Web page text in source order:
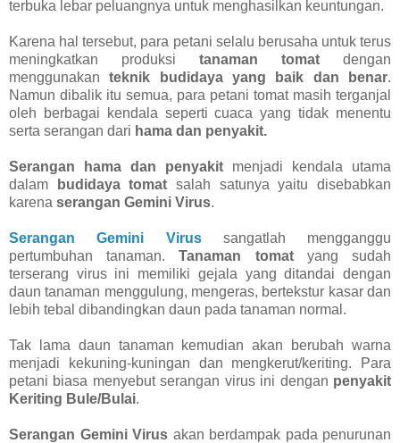
terbuka lebar peluangnya untuk menghasilkan keuntungan.
Karena hal tersebut, para petani selalu berusaha untuk terus
meningkatkan produksi tanaman tomat dengan
menggunakanteknik budidaya yang baik dan benar.
Namun dibalik itu semua, para petani tomat masih terganjal
oleh berbagai kendala seperti cuaca yang tidak menentu
serta serangan dari hama dan penyakit.
Serangan hama dan penyakit menjadi kendala utama
dalam
budidaya tomat salah satunya yaitu disebabkan
karena serangan Gemini Virus.
Serangan Gemini Virussangatlah mengganggu
pertumbuhan tanaman.Tanaman tomat yang sudah
terserang virus ini memiliki gejala yang ditandai dengan
daun tanaman menggulung, mengeras, bertekstur kasar dan
lebih tebal dibandingkan daun pada tanaman normal.
Tak lama daun tanaman kemudian akan berubah warna
menjadi kekuning-kuningan dan mengkerut/keriting. Para
petani biasa menyebut serangan virus ini dengan penyakit
Keriting Bule/Bulai.
Serangan Gemini Virus akan berdampak pada penurunan